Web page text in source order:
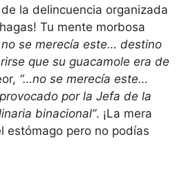
la delincuencia organizada
Tu mente morbosa
se merecía este… destino
que su guacamole era de
“…no se merecía este…
por la Jefa de la
binacional”. ¡La mera
estómago pero no podías